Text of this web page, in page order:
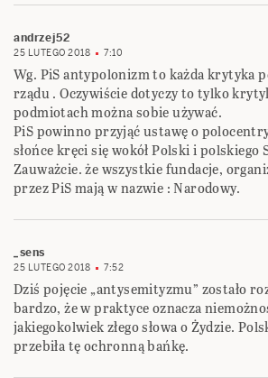
andrzej52
25 LUTEGO 2018 7:10
Wg. PiS antypolonizm to każda krytyka
rządu . Oczywiście dotyczy to tylko
podmiotach można sobie używać.
PiS powinno przyjąć ustawę o
słońce kręci się wokół Polski i polskiego
Zauważcie. że wszystkie fundacje,
przez PiS mają w nazwie : Narodowy.
_sens
25 LUTEGO 2018 7:52
Dziś pojęcie „antysemityzmu” zostało
bardzo, że w praktyce oznacza
jakiegokolwiek złego słowa o Żydzie.
przebiła tę ochronną bańkę.